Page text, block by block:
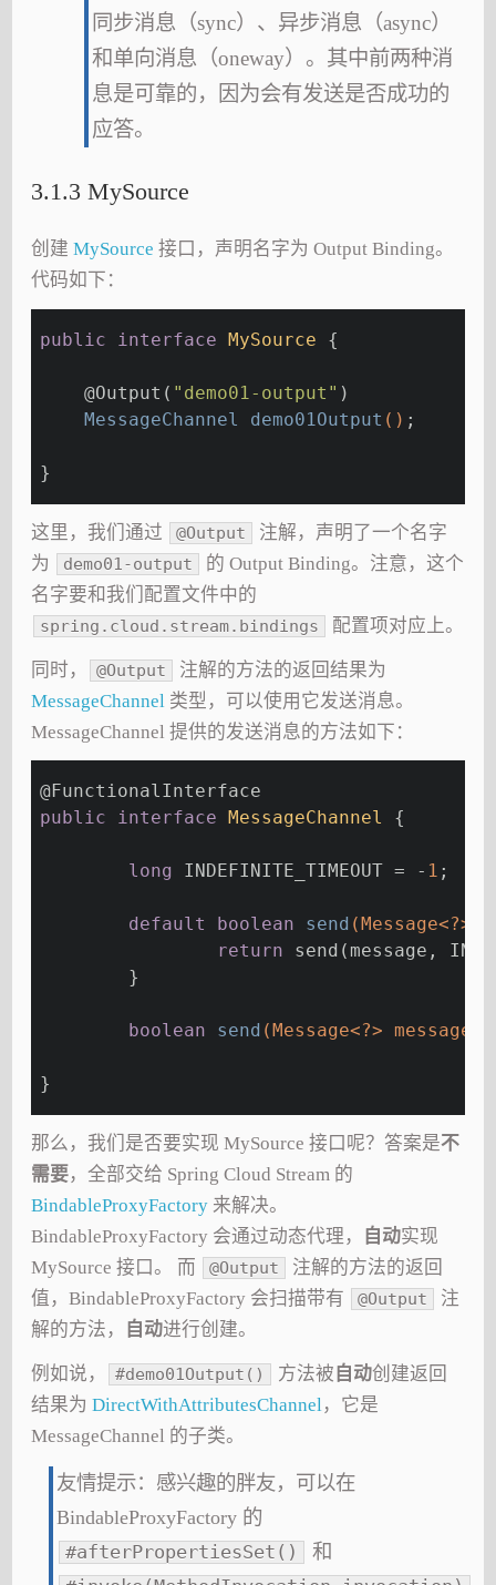
同步消息（sync）、异步消息（async）
和单向消息（oneway）。其中前两种消
息是可靠的，因为会有发送是否成功的
应答。
3.1.3 MySource
创建MySource 接口，声明名字为 Output Binding。
代码如下：
public interface MySource {
@Output ( "demo01-output" )
MessageChannel demo01Output () ;
}
这里，我们通过 @Output
注解，声明了一个名字
为
demo01-output
的 Output Binding。注意，这个
名字要和我们配置文件中的
spring.cloud.stream.bindings 配置项对应上。
同时， @Output
注解的方法的返回结果为
MessageChannel 类型，可以使用它发送消息。
MessageChannel 提供的发送消息的方法如下：
@FunctionalInterface
public
interface MessageChannel {
long INDEFINITE_TIMEOUT = - 1 ;
default boolean send (Message<?>
return send(message,
	}
boolean send (Message<?> message,
}
那么，我们是否要实现 MySource 接口呢？答案是不
需要，全部交给 Spring Cloud Stream 的
BindableProxyFactory 来解决。
BindableProxyFactory 会通过动态代理，
自动实现
MySource 接口。 而
@Output
注解的方法的返回
值，BindableProxyFactory 会扫描带有
@Output
注
解的方法，
自动进行创建。
例如说， #demo01Output() 方法被 自动创建返回
结果为DirectWithAttributesChannel，它是
MessageChannel 的子类。
友情提示：感兴趣的胖友，可以在
BindableProxyFactory 的
#afterPropertiesSet() 和